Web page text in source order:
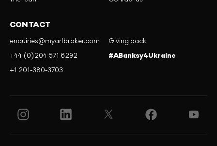
CONTACT
enquiries@myartbroker.com
+44 (0)204 571 6292
+1 201-380-3703
Giving back
#ABanksy4Ukraine